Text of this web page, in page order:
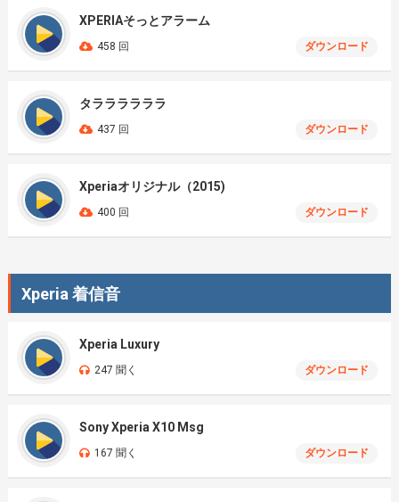
XPERIAそっとアラーム
458 回 ダウンロード
タララララララ
437 回 ダウンロード
Xperiaオリジナル（2015)
400 回 ダウンロード
Xperia 着信音
Xperia Luxury
247 聞く ダウンロード
Sony Xperia X10 Msg
167 聞く ダウンロード